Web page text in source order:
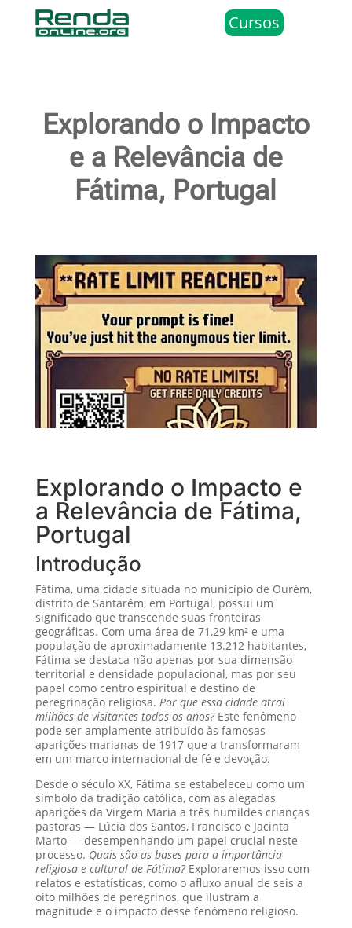
Cursos
Explorando o Impacto
e a Relevância de
Fátima, Portugal
Explorando o Impacto e
a Relevância de Fátima,
Portugal
Introdução
Fátima, uma cidade situada no município de Ourém,
distrito de Santarém, em Portugal, possui um
significado que transcende suas fronteiras
geográficas. Com uma área de 71,29 km² e uma
população de aproximadamente 13.212 habitantes,
Fátima se destaca não apenas por sua dimensão
territorial e densidade populacional, mas por seu
papel como centro espiritual e destino de
peregrinação religiosa. Por que essa cidade atrai
milhões de visitantes todos os anos?Este fenômeno
pode ser amplamente atribuído às famosas
aparições marianas de 1917 que a transformaram
em um marco internacional de fé e devoção.
Desde o século XX, Fátima se estabeleceu como um
símbolo da tradição católica, com as alegadas
aparições da Virgem Maria a três humildes crianças
pastoras — Lúcia dos Santos, Francisco e Jacinta
Marto — desempenhando um papel crucial neste
processo. Quais são as bases para a importância
religiosa e cultural de Fátima?Exploraremos isso com
relatos e estatísticas, como o afluxo anual de seis a
oito milhões de peregrinos, que ilustram a
magnitude e o impacto desse fenômeno religioso.